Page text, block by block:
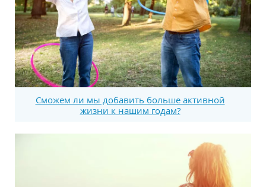
Сможем ли мы добавить больше активной
жизни к нашим годам?